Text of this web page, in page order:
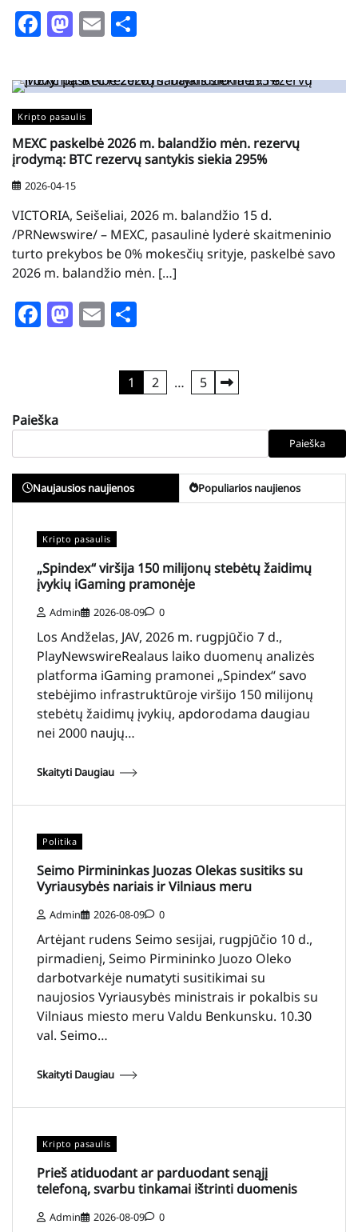
Facebook
Mastodon
Email
Kripto pasaulis
MEXC paskelbė 2026 m. balandžio mėn. rezervų
įrodymą: BTC rezervų santykis siekia 295%
2026-04-15
VICTORIA, Seišeliai, 2026 m. balandžio 15 d.
/PRNewswire/ – MEXC, pasaulinė lyderė skaitmeninio
turto prekybos be 0% mokesčių srityje, paskelbė savo
2026 m. balandžio mėn. […]
Facebook
Mastodon
Email
puslapiavimas
1 2 … 5
Paieška
Paieška
Naujausios naujienos Populiarios naujienos
Kripto pasaulis
„Spindex“ viršija 150 milijonų stebėtų žaidimų
įvykių iGaming pramonėje
Admin 2026-08-09 0
Los Andželas, JAV, 2026 m. rugpjūčio 7 d.,
PlayNewswireRealaus laiko duomenų analizės
platforma iGaming pramonei „Spindex“ savo
stebėjimo infrastruktūroje viršijo 150 milijonų
stebėtų žaidimų įvykių, apdorodama daugiau
nei 2000 naujų…
Skaityti Daugiau
Politika
Seimo Pirmininkas Juozas Olekas susitiks su
Vyriausybės nariais ir Vilniaus meru
Admin 2026-08-09 0
Artėjant rudens Seimo sesijai, rugpjūčio 10 d.,
pirmadienį, Seimo Pirmininko Juozo Oleko
darbotvarkėje numatyti susitikimai su
naujosios Vyriausybės ministrais ir pokalbis su
Vilniaus miesto meru Valdu Benkunsku. 10.30
val. Seimo…
Skaityti Daugiau
Kripto pasaulis
Prieš atiduodant ar parduodant senąjį
telefoną, svarbu tinkamai ištrinti duomenis
Admin 2026-08-09 0